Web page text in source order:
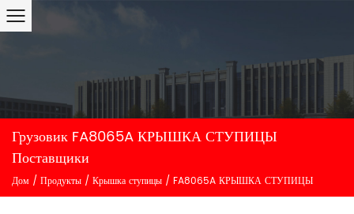
Грузовик FA8065A КРЫШКА СТУПИЦЫ
Поставщики
Дом / Продукты / Крышка ступицы / FA8065A КРЫШКА СТУПИЦЫ